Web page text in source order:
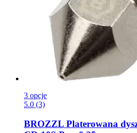
3 opcje
5.0 (3)
BROZZL Platerowana